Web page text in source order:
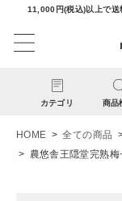
11,000円(税込)以上で送
カテゴリ 商品
HOME 全ての商品
農悠舎王隠堂完熟梅